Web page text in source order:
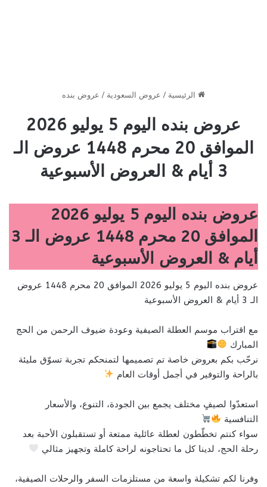
الرئيسية / عروض السعودية / عروض بنده
عروض بنده اليوم 5 يوليو 2026
الموافق 20 محرم 1448 عروض الـ
3 أيام & العروض الأسبوعية
عروض بنده اليوم 5 يوليو 2026
الموافق 20 محرم 1448 عروض الـ 3
أيام & العروض الأسبوعية
عروض بنده اليوم 5 يوليو 2026 الموافق 20 محرم 1448 عروض
الـ 3 أيام & العروض الأسبوعية
مع اقتراب موسم العطلة الصيفية وعودة ضيوف الرحمن من الحج
المبارك
نرحّب بكم بعروض خاصة تم تصميمها لتمنحكم تجربة تسوّق مليئة
بالراحة والتوفير في أجمل أوقات العام
استعدّوا لصيفٍ مختلف يجمع بين الجودة، التنوع، والأسعار
التنافسية
سواء كنتم تخطّطون لعطلة عائلية ممتعة أو تستقبلون الأحبة بعد
رحلة الحج، لدينا كل ما تحتاجونه لراحة كاملة وتجهيز مثالي
وفرنا لكم تشكيلة واسعة من مستلزمات السفر والرحلات الصيفية،